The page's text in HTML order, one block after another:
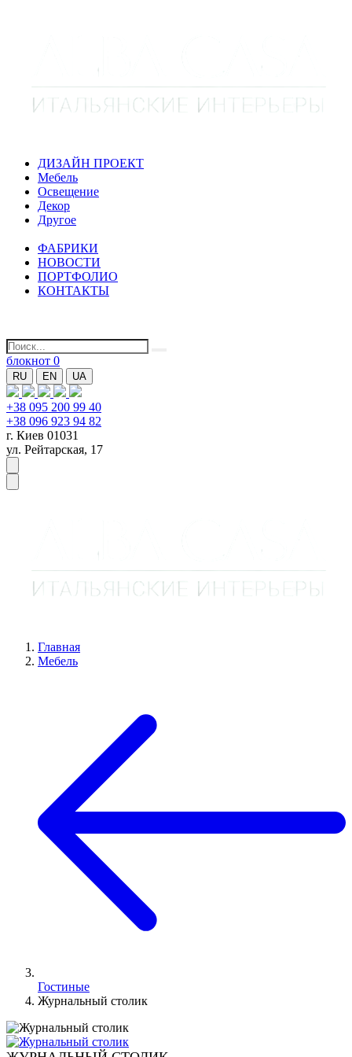
ДИЗАЙН ПРОЕКТ
Мебель
Освещение
Декор
Другое
ФАБРИКИ
НОВОСТИ
ПОРТФОЛИО
КОНТАКТЫ
блокнот 0
RU EN UA
+38 095 200 99 40
+38 096 923 94 82
г. Киев 01031
ул. Рейтарская, 17
Главная
Мебель
Гостиные
Журнальный столик